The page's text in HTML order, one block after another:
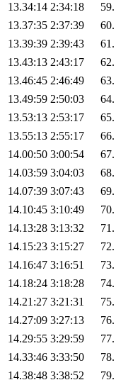
13.34:14 2:34:18 59.
13.37:35 2:37:39 60.
13.39:39 2:39:43 61.
13.43:13 2:43:17 62.
13.46:45 2:46:49 63.
13.49:59 2:50:03 64.
13.53:13 2:53:17 65.
13.55:13 2:55:17 66.
14.00:50 3:00:54 67.
14.03:59 3:04:03 68.
14.07:39 3:07:43 69.
14.10:45 3:10:49 70.
14.13:28 3:13:32 71.
14.15:23 3:15:27 72.
14.16:47 3:16:51 73.
14.18:24 3:18:28 74.
14.21:27 3:21:31 75.
14.27:09 3:27:13 76.
14.29:55 3:29:59 77.
14.33:46 3:33:50 78.
14.38:48 3:38:52 79.